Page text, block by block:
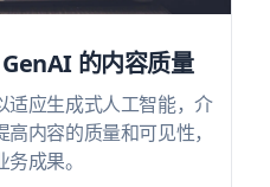
的内容质量
适应生成式人工智能，介
内容的质量和可见性，
成果。